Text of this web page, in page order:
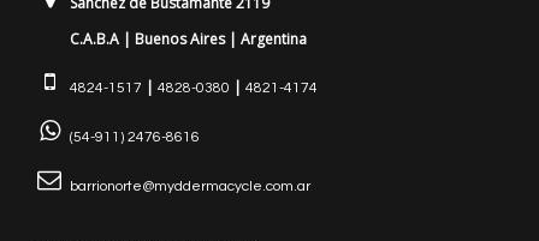
C.A.B.A | Buenos Aires | Argentina
4824-1517 | 4828-0380 | 4821-4174
(54-911) 2476-8616
barrionorte@myddermacycle.com.ar